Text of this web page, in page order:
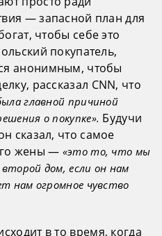
— запасной план для
чтобы себе это
покупатель,
анонимным, чтобы
рассказал CNN, что
главной причиной
о покупке». Будучи
сказал, что самое
жены — «это то, что мы
дом, если он нам
нам огромное чувство
в то время, когда